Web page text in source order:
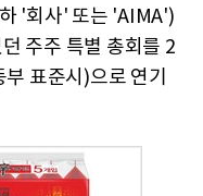
'회사' 또는 'AIMA')
주주 특별 총회를 2
표준시)으로 연기